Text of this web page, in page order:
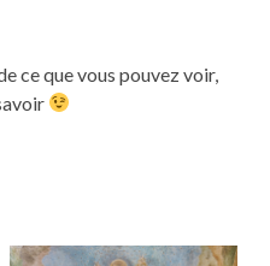
ce que vous pouvez voir,